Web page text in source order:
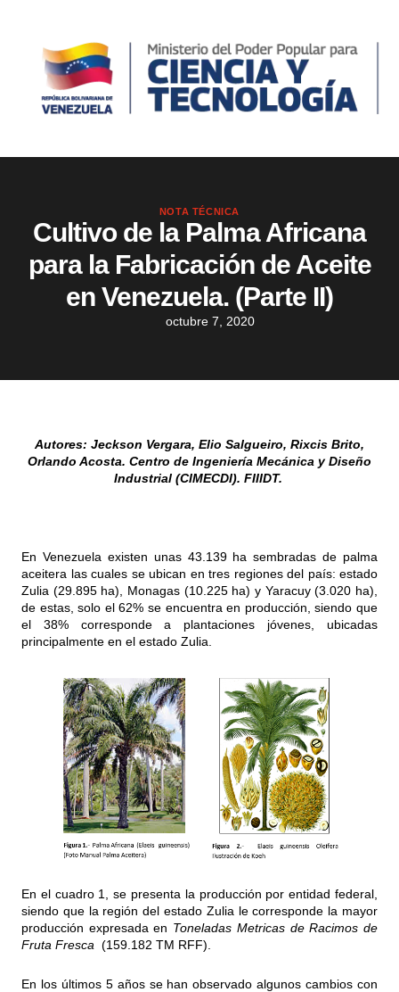
NOTA TÉCNICA
Cultivo de la Palma Africana
para la Fabricación de Aceite
en Venezuela. (Parte II)
octubre 7, 2020
Autores: Jeckson Vergara, Elio Salgueiro, Rixcis Brito,
Orlando Acosta. Centro de Ingeniería Mecánica y Diseño
Industrial (CIMECDI). FIIIDT.
En Venezuela existen unas 43.139 ha sembradas de palma
aceitera las cuales se ubican en tres regiones del país: estado
Zulia (29.895 ha), Monagas (10.225 ha) y Yaracuy (3.020 ha),
de estas, solo el 62% se encuentra en producción, siendo que
el 38% corresponde a plantaciones jóvenes, ubicadas
principalmente en el estado Zulia.
En el cuadro 1, se presenta la producción por entidad federal,
siendo que la región del estado Zulia le corresponde la mayor
producción expresada en Toneladas Metricas de Racimos de
Fruta Fresca (159.182 TM RFF).
En los últimos 5 años se han observado algunos cambios con